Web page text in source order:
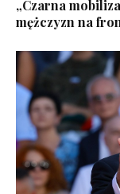
„Czarna
mężczyzn na